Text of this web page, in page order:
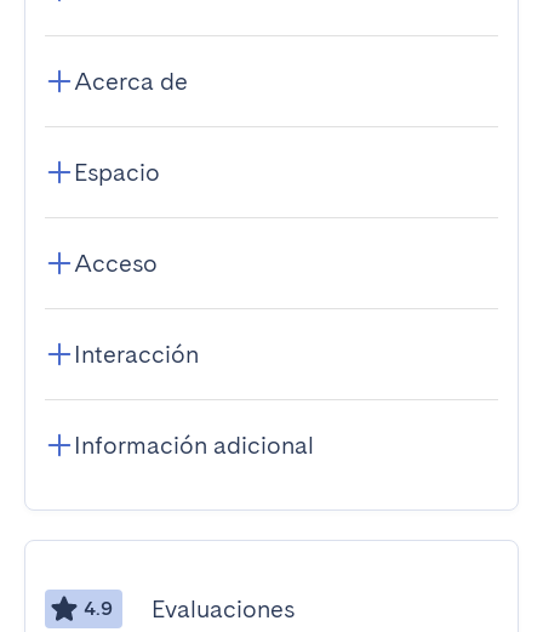
Acerca de
Espacio
Acceso
Interacción
Información adicional
4.9 Evaluaciones